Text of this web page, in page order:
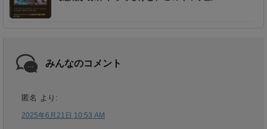
みんなのコメント
匿名 より:
2025年6月21日 10:53 AM